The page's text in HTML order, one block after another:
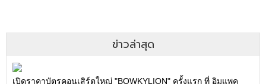
ข่าวล่าสุด
เปิดราคาบัตรคอนเสิร์ตใหญ่ "BOWKYLION" ครั้งแรก ที่ อิมแพค